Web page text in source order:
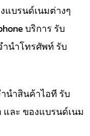
แบรนด์เนมต่างๆ
บริการ รับ
นำโทรศัพท์ รับ
นำสินค้าไอที รับ
ละ ของแบรนด์เนม